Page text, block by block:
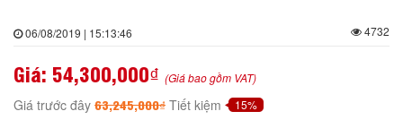
06/08/2019 | 15:13:46 4732
Giá: 54,300,000₫ (Giá bao gồm VAT)
Giá trước đây 63,245,000₫ Tiết kiệm 15%